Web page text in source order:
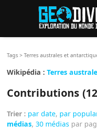
Tags >Terres australes et
Wikipédia :Terres
Contributions
Trier : par date, par
médias,30 médias par